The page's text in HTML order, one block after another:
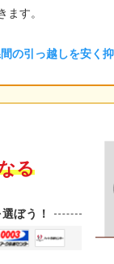
す。
の引っ越しを安く
る
ぼう！